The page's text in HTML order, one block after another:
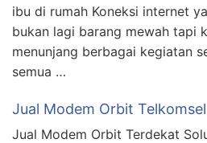
ibu di rumah Koneksi internet
bukan lagi barang mewah tapi
menunjang berbagai kegiatan
semua …
Jual Modem Orbit
Jual Modem Orbit Terdekat